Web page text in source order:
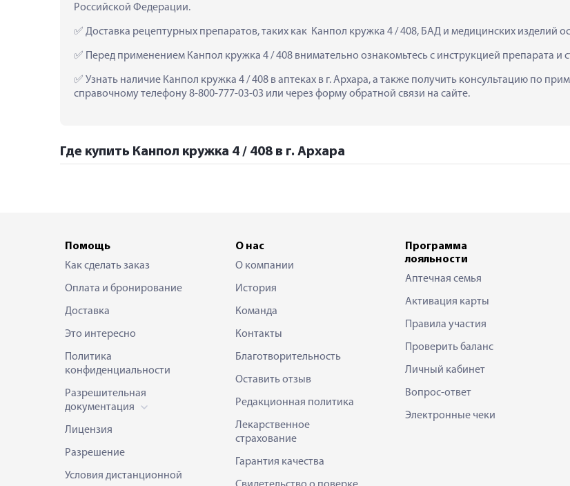
Российской Федерации.
Доставка рецептурных препаратов, таких как  Канпол кружка 4 / 408, БАД и медицинских изделий
Перед применением Канпол кружка 4 / 408 внимательно ознакомьтесь с инструкцией препарата и
Узнать наличие Канпол кружка 4 / 408 в аптеках в г. Архара, а также получить консультацию по
справочному телефону 8-800-777-03-03 или через форму обратной связи на сайте.
Где купить Канпол кружка 4 / 408 в г. Архара
Помощь
Как сделать заказ
Оплата и бронирование
Доставка
Это интересно
Политика
конфиденциальности
Разрешительная
документация
Лицензия
Разрешение
Условия дистанционной
О нас
О компании
История
Команда
Контакты
Благотворительность
Оставить отзыв
Редакционная политика
Лекарственное
страхование
Гарантия качества
Программа
лояльности
Аптечная семья
Активация карты
Правила участия
Проверить баланс
Личный кабинет
Вопрос-ответ
Электронные чеки